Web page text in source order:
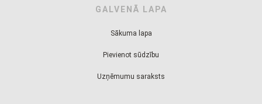
GALVENĀ LAPA
Sākuma lapa
Pievienot sūdzību
Uzņēmumu saraksts